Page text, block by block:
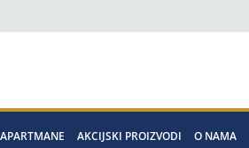
AKCIJSKI PROIZVODI O NAMA